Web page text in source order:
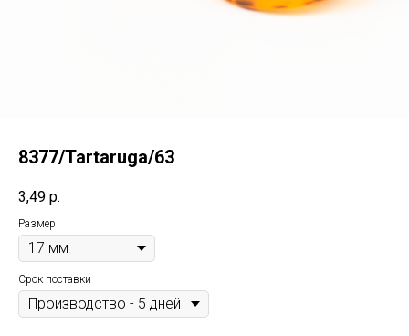
8377/Tartaruga/63
3,49 р.
Размер
Срок поставки